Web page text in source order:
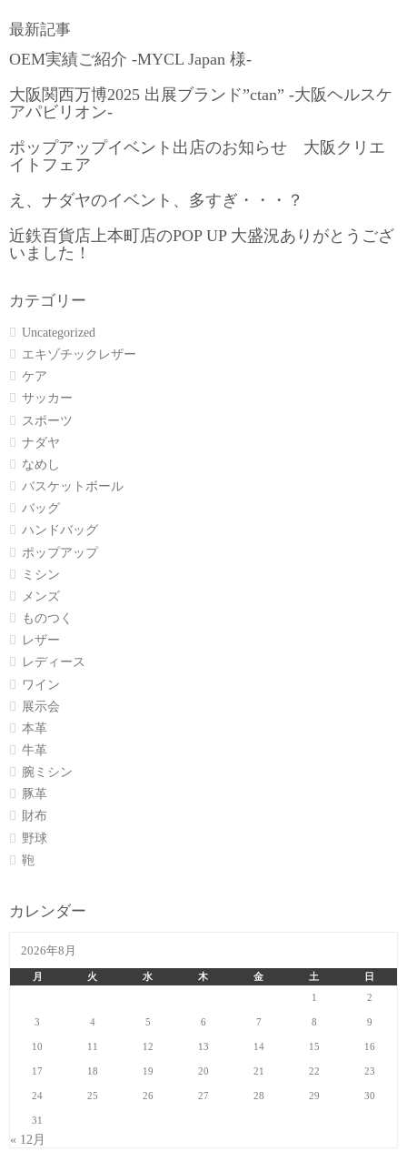
最新記事
OEM実績ご紹介 -MYCL Japan 様-
大阪関西万博2025 出展ブランド”ctan” -大阪ヘルスケ
アパビリオン-
ポップアップイベント出店のお知らせ 大阪クリエ
イトフェア
え、ナダヤのイベント、多すぎ・・・？
近鉄百貨店上本町店のPOP UP 大盛況ありがとうござ
いました！
カテゴリー
Uncategorized
エキゾチックレザー
ケア
サッカー
スポーツ
ナダヤ
なめし
バスケットボール
バッグ
ハンドバッグ
ポップアップ
ミシン
メンズ
ものつく
レザー
レディース
ワイン
展示会
本革
牛革
腕ミシン
豚革
財布
野球
鞄
カレンダー
2026年8月
月 火 水 木 金 土
日
1
2
3 4 5 6 7 8 9
10 11 12 13 14 15 16
17 18 19 20 21 22 23
24 25 26 27 28 29 30
31
« 12月